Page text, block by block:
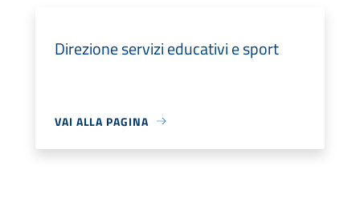
Direzione servizi educativi e sport
VAI ALLA PAGINA